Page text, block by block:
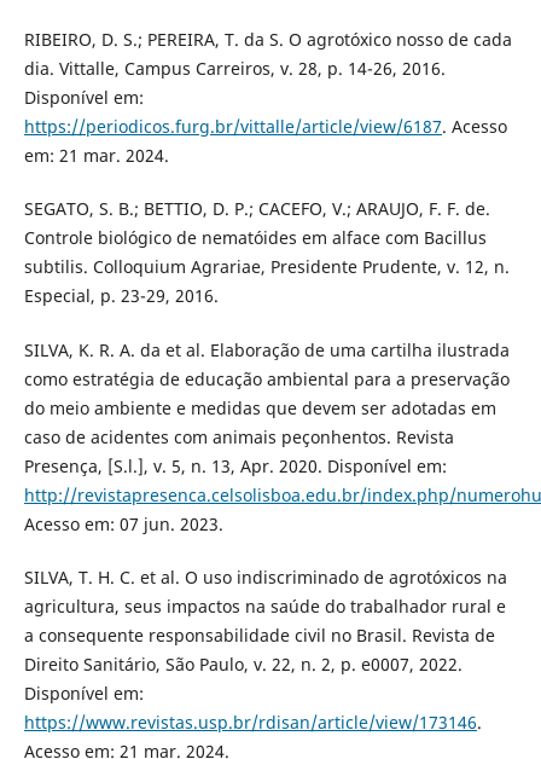
RIBEIRO, D. S.; PEREIRA, T. da S. O agrotóxico nosso de cada
dia. Vittalle, Campus Carreiros, v. 28, p. 14-26, 2016.
Disponível em:
https://periodicos.furg.br/vittalle/article/view/6187. Acesso
em: 21 mar. 2024.
SEGATO, S. B.; BETTIO, D. P.; CACEFO, V.; ARAUJO, F. F. de.
Controle biológico de nematóides em alface com Bacillus
subtilis. Colloquium Agrariae, Presidente Prudente, v. 12, n.
Especial, p. 23-29, 2016.
SILVA, K. R. A. da et al. Elaboração de uma cartilha ilustrada
como estratégia de educação ambiental para a preservação
do meio ambiente e medidas que devem ser adotadas em
caso de acidentes com animais peçonhentos. Revista
Presença, [S.l.], v. 5, n. 13, Apr. 2020. Disponível em:
http://revistapresenca.celsolisboa.edu.br/index.php/
Acesso em: 07 jun. 2023.
SILVA, T. H. C. et al. O uso indiscriminado de agrotóxicos na
agricultura, seus impactos na saúde do trabalhador rural e
a consequente responsabilidade civil no Brasil. Revista de
Direito Sanitário, São Paulo, v. 22, n. 2, p. e0007, 2022.
Disponível em:
https://www.revistas.usp.br/rdisan/article/view/173146.
Acesso em: 21 mar. 2024.